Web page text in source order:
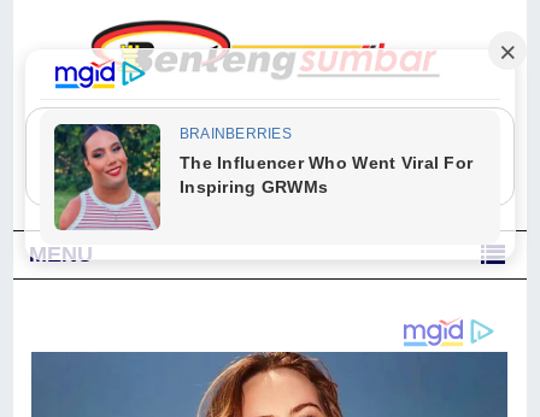
"Sesungguhnya Allah dan para malaikat-Nya berselawat untuk Nabi.
Wahai orang-orang yang beriman, berselawatlah kamu untuk Nabi dan
ucapkanlah salam dengan penuh penghormatan kepadanya." (Qs. Al
Ahzab Ayat 56)
MENU